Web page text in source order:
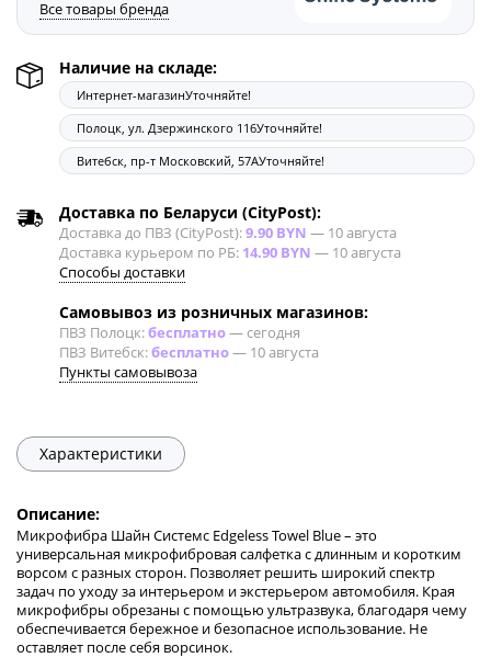
Все товары бренда
Наличие на складе:
Интернет-магазинУточняйте!
Полоцк, ул. Дзержинского 116Уточняйте!
Витебск, пр-т Московский, 57АУточняйте!
Доставка по Беларуси (CityPost):
Доставка до ПВЗ (CityPost):9.90 BYN — 10 августа
Доставка курьером по РБ: 14.90 BYN — 10 августа
Способы доставки
Самовывоз из розничных магазинов:
ПВЗ Полоцк:бесплатно—сегодня
ПВЗ Витебск:бесплатно— 10 августа
Пункты самовывоза
Характеристики
Описание:
Микрофибра Шайн Системс Edgeless Towel Blue – это
универсальная микрофибровая салфетка с длинным и коротким
ворсом с разных сторон. Позволяет решить широкий спектр
задач по уходу за интерьером и экстерьером автомобиля. Края
микрофибры обрезаны с помощью ультразвука, благодаря чему
обеспечивается бережное и безопасное использование. Не
оставляет после себя ворсинок.